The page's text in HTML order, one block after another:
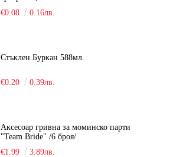
€0.08
0.16лв.
Стъклен Буркан 588мл.
€0.20 0.39лв.
Аксесоар гривна за моминско парти
"Team Bride" /6 броя/
€1.99
3.89лв.